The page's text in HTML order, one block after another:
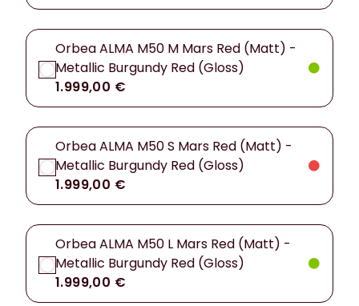
Orbea ALMA M50 M Mars Red (Matt) -
Metallic Burgundy Red (Gloss)
1.999,00 €
Orbea ALMA M50 S Mars Red (Matt) -
Metallic Burgundy Red (Gloss)
1.999,00 €
Orbea ALMA M50 L Mars Red (Matt) -
Metallic Burgundy Red (Gloss)
1.999,00 €